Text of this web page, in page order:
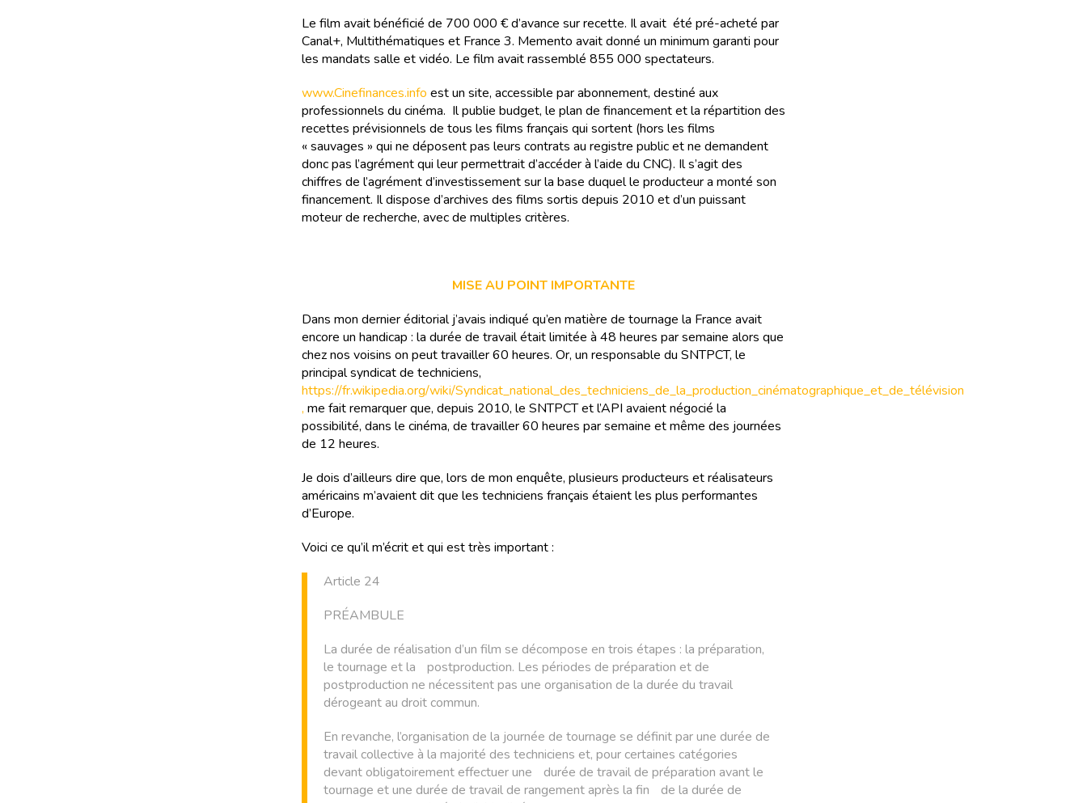
Le film avait bénéficié de 700 000 € d’avance sur recette. Il avait été pré-acheté par
Canal+, Multithématiques et France 3. Memento avait donné un minimum garanti pour
les mandats salle et vidéo. Le film avait rassemblé 855 000 spectateurs.
www.Cinefinances.info est un site, accessible par abonnement, destiné aux
professionnels du cinéma. Il publie budget, le plan de financement et la répartition des
recettes prévisionnels de tous les films français qui sortent (hors les films
« sauvages » qui ne déposent pas leurs contrats au registre public et ne demandent
donc pas l’agrément qui leur permettrait d’accéder à l’aide du CNC). Il s’agit des
chiffres de l’agrément d’investissement sur la base duquel le producteur a monté son
financement. Il dispose d’archives des films sortis depuis 2010 et d’un puissant
moteur de recherche, avec de multiples critères.
MISE AU POINT IMPORTANTE
Dans mon dernier éditorial j’avais indiqué qu’en matière de tournage la France avait
encore un handicap : la durée de travail était limitée à 48 heures par semaine alors que
chez nos voisins on peut travailler 60 heures. Or, un responsable du SNTPCT, le
principal syndicat de techniciens,
https://fr.wikipedia.org/wiki/Syndicat_national_des_techniciens_de_la_production_cinématographique_et_de_télévision
, me fait remarquer que, depuis 2010, le SNTPCT et l’API avaient négocié la
possibilité, dans le cinéma, de travailler 60 heures par semaine et même des journées
de 12 heures.
Je dois d’ailleurs dire que, lors de mon enquête, plusieurs producteurs et réalisateurs
américains m’avaient dit que les techniciens français étaient les plus performantes
d’Europe.
Voici ce qu’il m’écrit et qui est très important :
Article 24
PRÉAMBULE
La durée de réalisation d’un film se décompose en trois étapes : la préparation,
le tournage et la postproduction. Les périodes de préparation et de
postproduction ne nécessitent pas une organisation de la durée du travail
dérogeant au droit commun.
En revanche, l’organisation de la journée de tournage se définit par une durée de
travail collective à la majorité des techniciens et, pour certaines catégories
devant obligatoirement effectuer une durée de travail de préparation avant le
tournage et une durée de travail de rangement après la fin de la durée de